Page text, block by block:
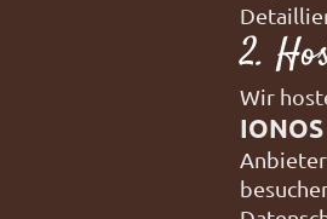
2.
Wir
IONOS